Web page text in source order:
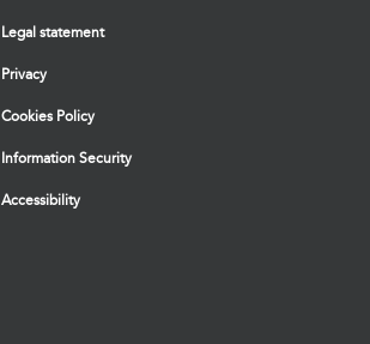
Legal statement
Privacy
Cookies Policy
Information Security
Accessibility